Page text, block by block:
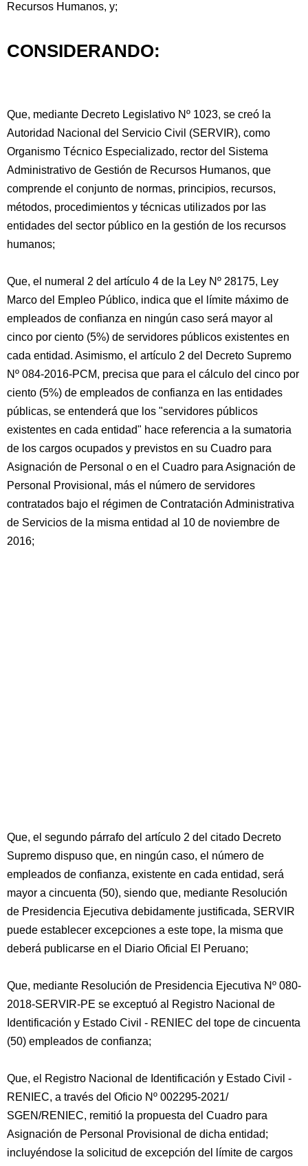
Recursos Humanos, y;
CONSIDERANDO:
Que, mediante Decreto Legislativo Nº 1023, se creó la
Autoridad Nacional del Servicio Civil (SERVIR), como
Organismo Técnico Especializado, rector del Sistema
Administrativo de Gestión de Recursos Humanos, que
comprende el conjunto de normas, principios, recursos,
métodos, procedimientos y técnicas utilizados por las
entidades del sector público en la gestión de los recursos
humanos;
Que, el numeral 2 del artículo 4 de la Ley Nº 28175, Ley
Marco del Empleo Público, indica que el límite máximo de
empleados de confianza en ningún caso será mayor al
cinco por ciento (5%) de servidores públicos existentes en
cada entidad. Asimismo, el artículo 2 del Decreto Supremo
Nº 084-2016-PCM, precisa que para el cálculo del cinco por
ciento (5%) de empleados de confianza en las entidades
públicas, se entenderá que los "servidores públicos
existentes en cada entidad" hace referencia a la sumatoria
de los cargos ocupados y previstos en su Cuadro para
Asignación de Personal o en el Cuadro para Asignación de
Personal Provisional, más el número de servidores
contratados bajo el régimen de Contratación Administrativa
de Servicios de la misma entidad al 10 de noviembre de
2016;
Que, el segundo párrafo del artículo 2 del citado Decreto
Supremo dispuso que, en ningún caso, el número de
empleados de confianza, existente en cada entidad, será
mayor a cincuenta (50), siendo que, mediante Resolución
de Presidencia Ejecutiva debidamente justificada, SERVIR
puede establecer excepciones a este tope, la misma que
deberá publicarse en el Diario Oficial El Peruano;
Que, mediante Resolución de Presidencia Ejecutiva Nº 080-
2018-SERVIR-PE se exceptuó al Registro Nacional de
Identificación y Estado Civil - RENIEC del tope de cincuenta
(50) empleados de confianza;
Que, el Registro Nacional de Identificación y Estado Civil -
RENIEC, a través del Oficio Nº 002295-2021/
SGEN/RENIEC, remitió la propuesta del Cuadro para
Asignación de Personal Provisional de dicha entidad;
incluyéndose la solicitud de excepción del límite de cargos